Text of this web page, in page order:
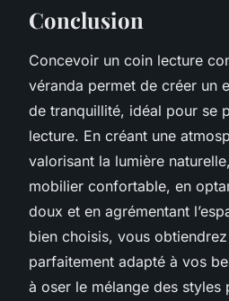
Conclusion
Concevoir un coin lecture
véranda permet de créer un
de tranquillité, idéal pour se
lecture. En créant une
valorisant la lumière
mobilier confortable, en
doux et en agrémentant
bien choisis, vous
parfaitement adapté à vos
à oser le mélange des styles